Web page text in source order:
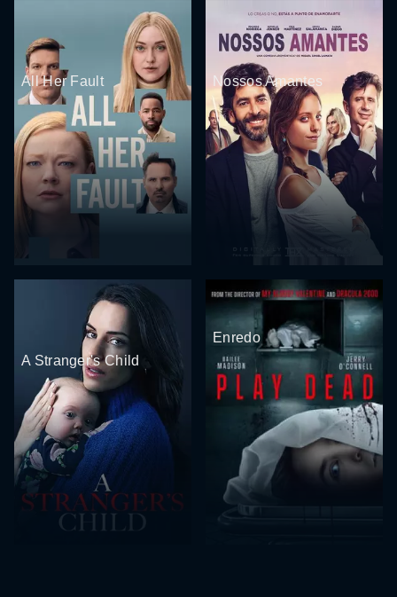
All Her Fault Nossos Amantes
A Stranger's Child
Enredo